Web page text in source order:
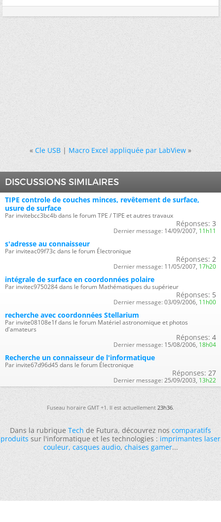
« Cle USB|Macro Excel appliquée par LabView »
DISCUSSIONS SIMILAIRES
TIPE controle de couches minces, revêtement de surface,
usure de surface
Par invitebcc3bc4b dans le forum TPE / TIPE et autres travaux
Réponses: 3
Dernier message: 14/09/2007, 11h11
s'adresse au connaisseur
Par inviteac09f73c dans le forum Électronique
Réponses: 2
Dernier message: 11/05/2007, 17h20
intégrale de surface en coordonnées polaire
Par invitec9750284 dans le forum Mathématiques du supérieur
Réponses: 5
Dernier message: 03/09/2006, 11h00
recherche avec coordonnées Stellarium
Par invite08108e1f dans le forum Matériel astronomique et photos
d'amateurs
Réponses: 4
Dernier message: 15/08/2006, 18h04
Recherche un connaisseur de l'informatique
Par invite67d96d45 dans le forum Électronique
Réponses: 27
Dernier message: 25/09/2003, 13h22
Fuseau horaire GMT +1. Il est actuellement23h36.
Dans la rubriqueTechde Futura, découvrez noscomparatifs
produitssur l'informatique et les technologies :imprimantes laser
couleur,casques audio,chaises gamer...